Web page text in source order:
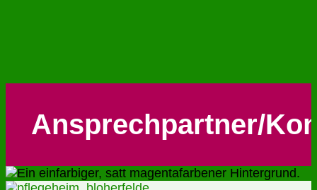
Ansprechpartner/